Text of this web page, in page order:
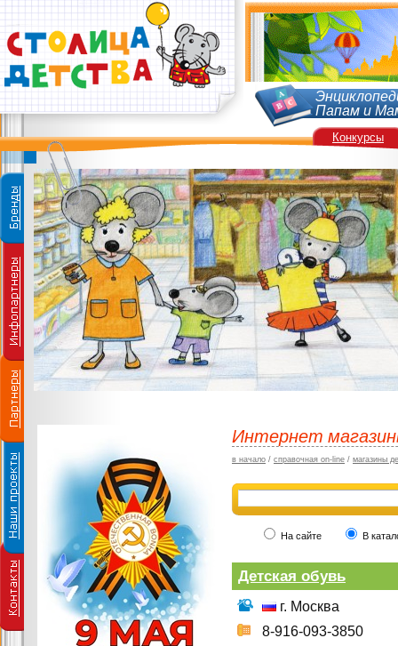
Папам и
Интернет
в начало / справочная on-line / магазины
На сайте В
Детская обувь
г. Москва
8-916-093-3850
Конкурсы